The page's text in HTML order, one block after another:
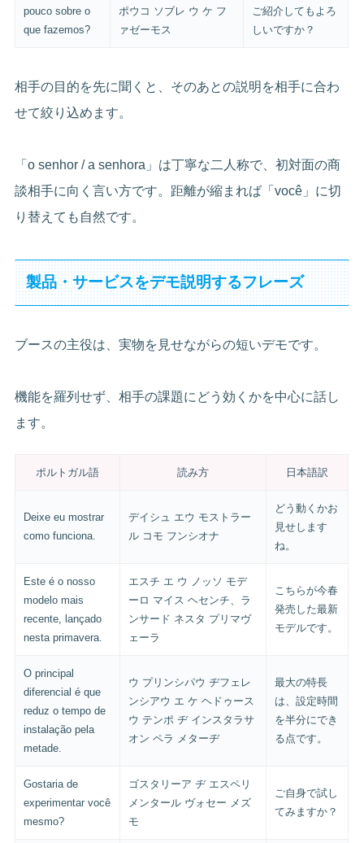
pouco sobre o
que fazemos?
ポウコ ソブレ ウ ケ フ
ァゼーモス
ご紹介してもよろ
しいですか？
相手の目的を先に聞くと、そのあとの説明を相手に合わ
せて絞り込めます。
「o senhor / a senhora」は丁寧な二人称で、初対面の商
談相手に向く言い方です。距離が縮まれば「você」に切
り替えても自然です。
製品・サービスをデモ説明するフレーズ
ブースの主役は、実物を見せながらの短いデモです。
機能を羅列せず、相手の課題にどう効くかを中心に話し
ます。
ポルトガル語 読み方 日本語訳
Deixe eu mostrar
como funciona.
デイシュ エウ モストラー
ル コモ フンシオナ
どう動くかお
見せします
ね。
Este é o nosso
modelo mais
recente, lançado
nesta primavera.
エスチ エ ウ ノッソ モデ
ーロ マイス ヘセンチ、ラ
ンサード ネスタ プリマヴ
ェーラ
こちらが今春
発売した最新
モデルです。
O principal
diferencial é que
reduz o tempo de
instalação pela
metade.
ウ プリンシパウ ヂフェレ
ンシアウ エ ケ ヘドゥース
ウ テンポ ヂ インスタラサ
オン ペラ メターヂ
最大の特長
は、設定時間
を半分にでき
る点です。
Gostaria de
experimentar você
mesmo?
ゴスタリーア ヂ エスペリ
メンタール ヴォセー メズ
モ
ご自身で試し
てみますか？